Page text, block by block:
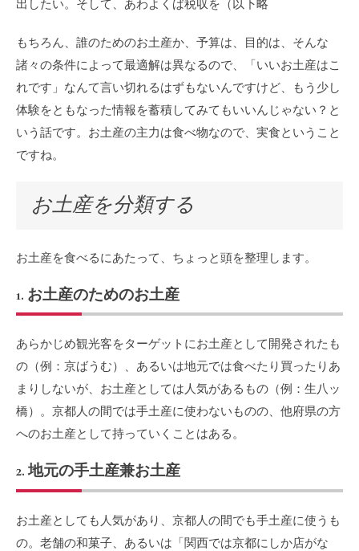
もちろん、誰のためのお土産か、予算は、目的は、そんな
諸々の条件によって最適解は異なるので、「いいお土産はこ
れです」なんて言い切れるはずもないんですけど、もう少し
体験をともなった情報を蓄積してみてもいいんじゃない？と
いう話です。お土産の主力は食べ物なので、実食ということ
ですね。
お土産を分類する
お土産を食べるにあたって、ちょっと頭を整理します。
1. お土産のためのお土産
あらかじめ観光客をターゲットにお土産として開発されたも
の（例：京ばうむ）、あるいは地元では食べたり買ったりあ
まりしないが、お土産としては人気があるもの（例：生八ッ
橋）。京都人の間では手土産に使わないものの、他府県の方
へのお土産として持っていくことはある。
2. 地元の手土産兼お土産
お土産としても人気があり、京都人の間でも手土産に使うも
の。老舗の和菓子、あるいは「関西では京都にしか店がな